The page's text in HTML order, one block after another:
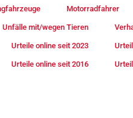
Motorradfahrer
Unfälle mit/wegen Tieren
Urteile online seit 2023
Urteile online seit 2016